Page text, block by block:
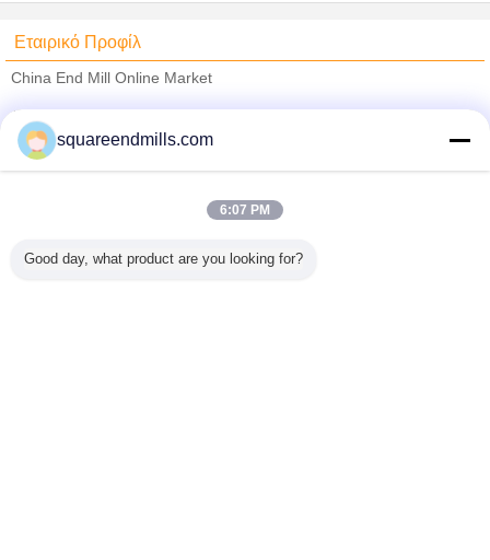
Εταιρικό Προφίλ
China End Mill Online Market
Verified προμηθευτές
Trust Seal
Verified Suplier
Όλα τα Προϊόντα
squareendmills.com
6:07 PM
Good day, what product are you looking for?